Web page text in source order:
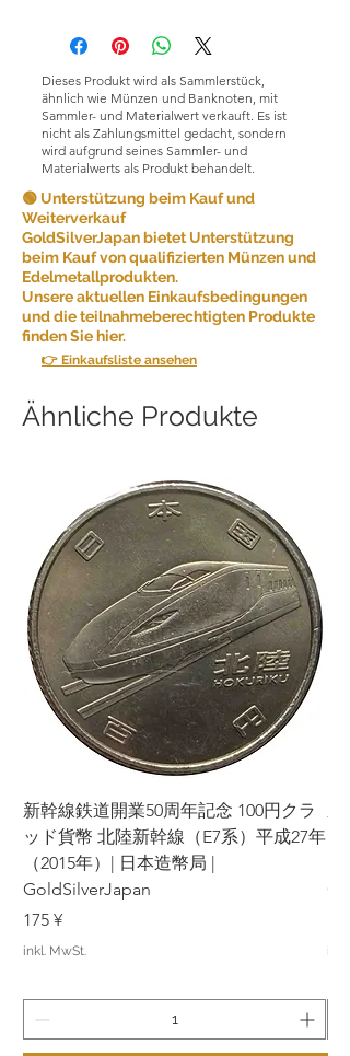
Dieses Produkt wird als Sammlerstück,
ähnlich wie Münzen und Banknoten, mit
Sammler- und Materialwert verkauft. Es ist
nicht als Zahlungsmittel gedacht, sondern
wird aufgrund seines Sammler- und
Materialwerts als Produkt behandelt.
🟢 Unterstützung beim Kauf und
Weiterverkauf
GoldSilverJapan bietet Unterstützung
beim Kauf von qualifizierten Münzen und
Edelmetallprodukten.
Unsere aktuellen Einkaufsbedingungen
und die teilnahmeberechtigten Produkte
finden Sie hier.
👉 Einkaufsliste ansehen
Ähnliche Produkte
新幹線鉄道開業50周年記念 100円クラ
ッド貨幣 北陸新幹線（E7系）平成27年
（2015年）| 日本造幣局 |
GoldSilverJapan
Preis
175 ¥
inkl. MwSt.